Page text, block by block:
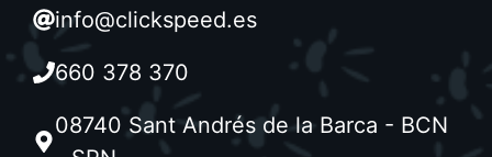
info@clickspeed.es
660 378 370
08740 Sant Andrés de la Barca - BCN